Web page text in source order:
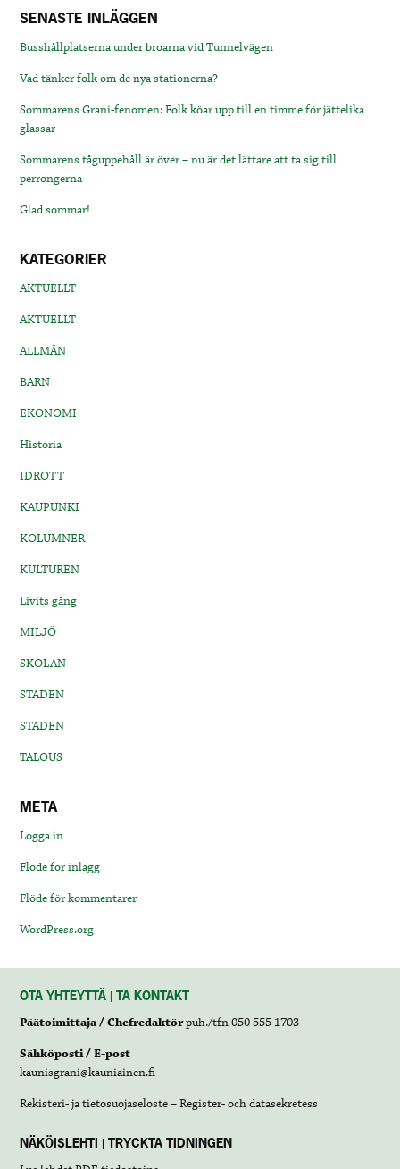
SENASTE INLÄGGEN
Busshållplatserna under broarna vid Tunnelvägen
Vad tänker folk om de nya stationerna?
Sommarens Grani-fenomen: Folk köar upp till en timme för jättelika
glassar
Sommarens tåguppehåll är över – nu är det lättare att ta sig till
perrongerna
Glad sommar!
KATEGORIER
AKTUELLT
AKTUELLT
ALLMÄN
BARN
EKONOMI
Historia
IDROTT
KAUPUNKI
KOLUMNER
KULTUREN
Livits gång
MILJÖ
SKOLAN
STADEN
STADEN
TALOUS
META
Logga in
Flöde för inlägg
Flöde för kommentarer
WordPress.org
OTA YHTEYTTÄ | TA KONTAKT
Päätoimittaja / Chefredaktörpuh./tfn 050 555 1703
Sähköposti / E-post
kaunisgrani@kauniainen.fi
Rekisteri- ja tietosuojaseloste – Register- och datasekretess
NÄKÖISLEHTI | TRYCKTA TIDNINGEN